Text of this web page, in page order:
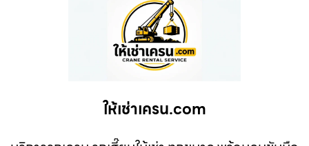
ให้เช่าเครน.com